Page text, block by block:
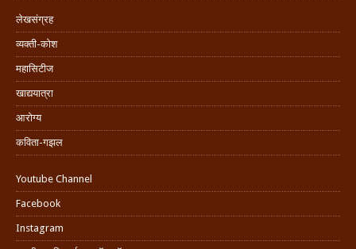
लेखसंग्रह
व्यक्ती-कोश
महासिटीज
खाद्ययात्रा
आरोग्य
कविता-गझल
Youtube Channel
Facebook
Instagram